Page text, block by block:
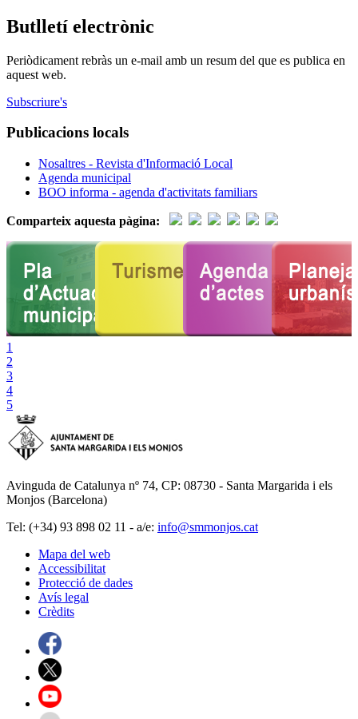
Butlletí electrònic
Periòdicament rebràs un e-mail amb un resum del que es publica en
aquest web.
Subscriure's
Publicacions locals
Nosaltres - Revista d'Informació Local
Agenda municipal
BOO informa - agenda d'activitats familiars
Comparteix aquesta pàgina:
1
2
3
4
5
Avinguda de Catalunya nº 74, CP: 08730 - Santa Margarida i els
Monjos (Barcelona)
Tel: (+34) 93 898 02 11 - a/e: info@smmonjos.cat
Mapa del web
Accessibilitat
Protecció de dades
Avís legal
Crèdits